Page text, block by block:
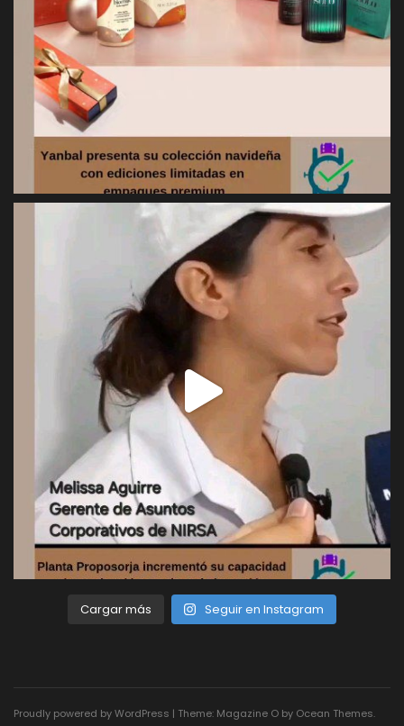
Cargar más Seguir en Instagram
Proudly powered by WordPress | Theme: Magazine O by Ocean Themes.